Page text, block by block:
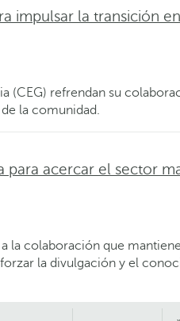
impulsar la transición
(CEG) refrendan su
la comunidad.
para acercar el sector
la colaboración que
la divulgación y el